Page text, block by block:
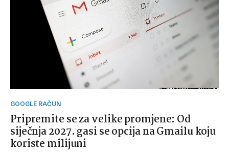
GOOGLE RAČUN
Pripremite se za velike promjene: Od
siječnja 2027. gasi se opcija na Gmailu koju
koriste milijuni